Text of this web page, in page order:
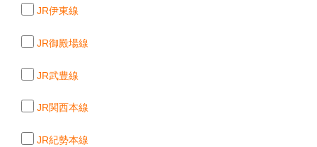
JR伊東線
JR御殿場線
JR武豊線
JR関西本線
JR紀勢本線